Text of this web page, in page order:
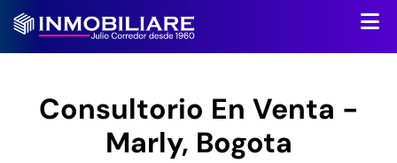
Consultorio En Venta -
Marly, Bogota